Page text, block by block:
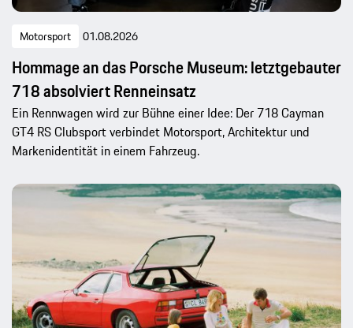
Motorsport 01.08.2026
Hommage an das Porsche Museum: letztgebauter
718 absolviert Renneinsatz
Ein Rennwagen wird zur Bühne einer Idee: Der 718 Cayman
GT4 RS Clubsport verbindet Motorsport, Architektur und
Markenidentität in einem Fahrzeug.